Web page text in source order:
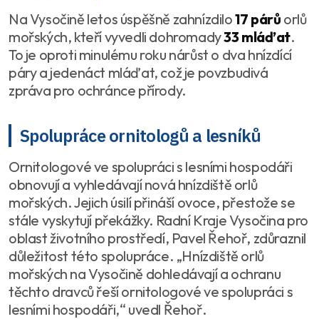
Na Vysočině letos úspěšně zahnízdilo17 párů orlů
mořských, kteří vyvedli dohromady33 mláďat.
To je oproti minulému roku nárůst o dva hnízdící
páry a jedenáct mláďat, což je povzbudivá
zpráva pro ochránce přírody.
Spolupráce ornitologů a lesníků
Ornitologové ve spolupráci s lesními hospodáři
obnovují a vyhledávají nová hnízdiště orlů
mořských. Jejich úsilí přináší ovoce, přestože se
stále vyskytují překážky. Radní Kraje Vysočina pro
oblast životního prostředí, Pavel Řehoř, zdůraznil
důležitost této spolupráce. „Hnízdiště orlů
mořských na Vysočině dohledávají a ochranu
těchto dravců řeší ornitologové ve spolupráci s
lesními hospodáři,“ uvedl Řehoř.